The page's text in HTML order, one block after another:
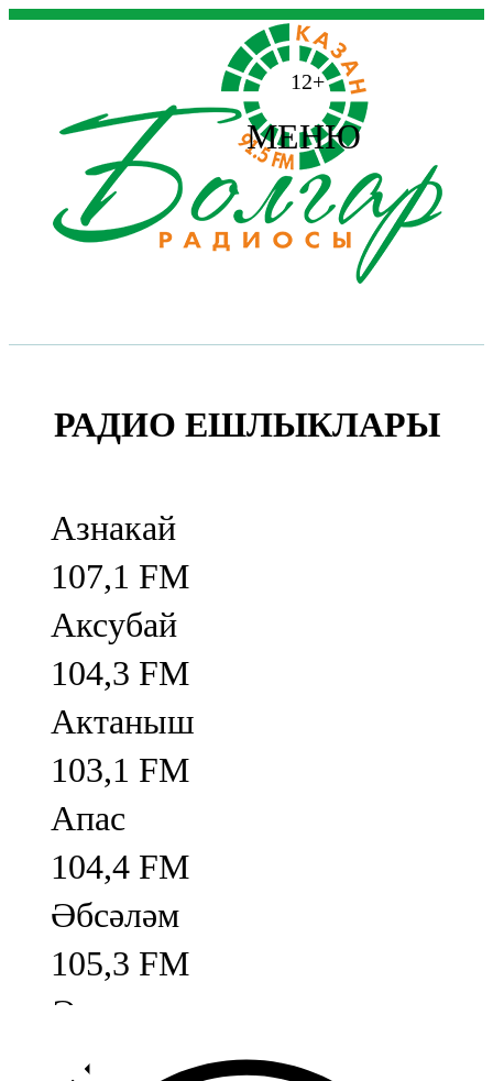
12+
МЕНЮ
РАДИО ЕШЛЫКЛАРЫ
Азнакай
107,1 FM
Аксубай
104,3 FM
Актаныш
103,1 FM
Апас
104,4 FM
Әбсәләм
105,3 FM
Әлмәт
92,9 FM